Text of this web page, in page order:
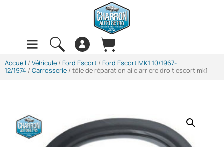
Accueil / Véhicule / Ford Escort / Ford Escort MK1 10/1967-
12/1974 / Carrosserie / tôle de réparation aile arriere droit escort mk1